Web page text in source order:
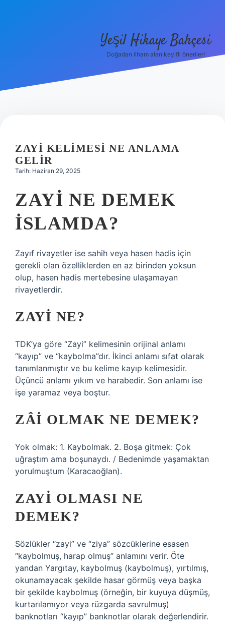
Hakkımızda
menüyüYeşil Hikaye Bahçesi
Doğadan ilham alan keyifli öneriler!
ZAYI KELIMESI NE ANLAMA
GELIR
Tarih: Haziran 29, 2025
ZAYI NE DEMEK
ISLAMDA?
Zayıf rivayetler ise sahih veya hasen hadis için
gerekli olan özelliklerden en az birinden yoksun
olup, hasen hadis mertebesine ulaşamayan
rivayetlerdir.
ZAYI NE?
TDK’ya göre “Zayi” kelimesinin orijinal anlamı
“kayıp” ve “kaybolma”dır. İkinci anlamı sıfat olarak
tanımlanmıştır ve bu kelime kayıp kelimesidir.
Üçüncü anlamı yıkım ve harabedir. Son anlamı ise
işe yaramaz veya boştur.
ZÂI OLMAK NE DEMEK?
Yok olmak: 1. Kaybolmak. 2. Boşa gitmek: Çok
uğraştım ama boşunaydı. / Bedenimde yaşamaktan
yorulmuştum (Karacaoğlan).
ZAYI OLMASI NE
DEMEK?
Sözlükler “zayi” ve “ziya” sözcüklerine esasen
“kaybolmuş, harap olmuş” anlamını verir. Öte
yandan Yargıtay, kaybolmuş (kaybolmuş), yırtılmış,
okunamayacak şekilde hasar görmüş veya başka
bir şekilde kaybolmuş (örneğin, bir kuyuya düşmüş,
kurtarılamıyor veya rüzgarda savrulmuş)
banknotları “kayıp” banknotlar olarak değerlendirir.